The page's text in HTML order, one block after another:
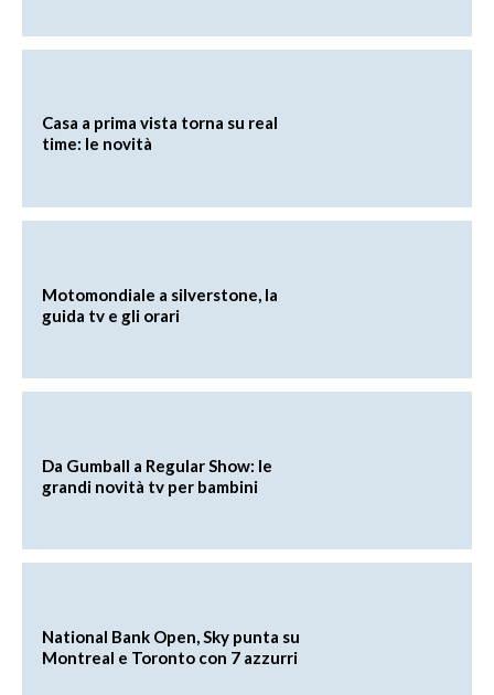
Casa a prima vista torna su real
time: le novità
Motomondiale a silverstone, la
guida tv e gli orari
Da Gumball a Regular Show: le
grandi novità tv per bambini
National Bank Open, Sky punta su
Montreal e Toronto con 7 azzurri